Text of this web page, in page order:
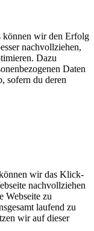
können wir den Erfolg
nachvollziehen,
Dazu
Daten
sofern du deren
wir das Klick-
nachvollziehen
Webseite zu
laufend zu
wir auf dieser